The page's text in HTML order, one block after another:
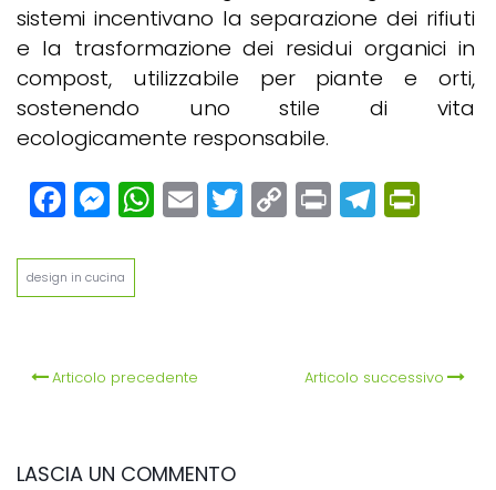
sistemi incentivano la separazione dei rifiuti
e la trasformazione dei residui organici in
compost, utilizzabile per piante e orti,
sostenendo uno stile di vita
ecologicamente responsabile.
Facebook
Messenger
WhatsApp
EmailTwitter
Copy
Link
Print
design in cucina
Articolo precedente Articolo successivo
LASCIA UN COMMENTO